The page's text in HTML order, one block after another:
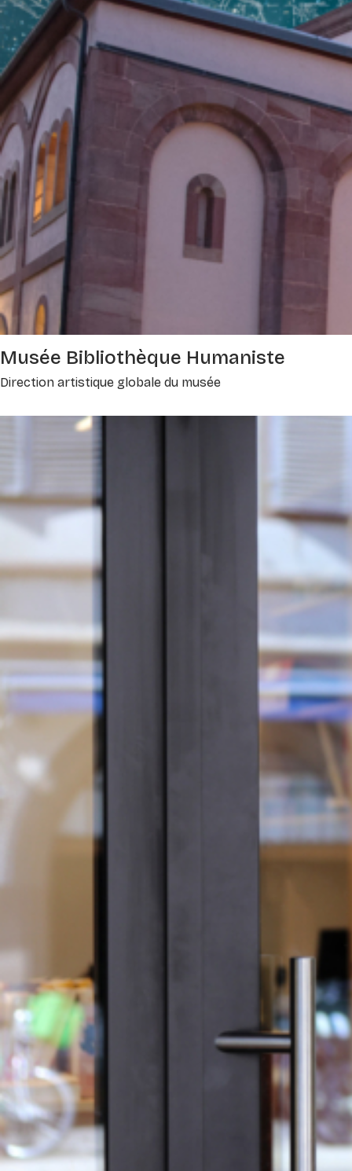
Musée Bibliothèque Humaniste
Direction artistique globale du musée